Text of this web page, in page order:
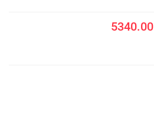
5340.00